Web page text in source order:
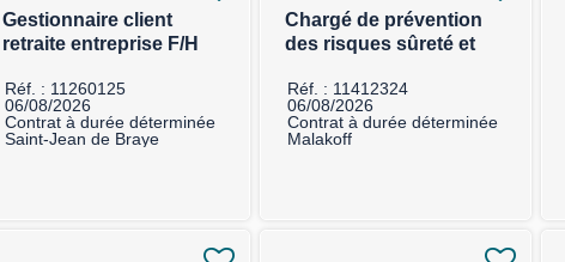
Gestionnaire client
retraite entreprise F/H
Réf. : 11260125
06/08/2026
Contrat à durée déterminée
Saint-Jean de Braye
Chargé de prévention
des risques sûreté et
Réf. : 11412324
06/08/2026
Contrat à durée déterminée
Malakoff